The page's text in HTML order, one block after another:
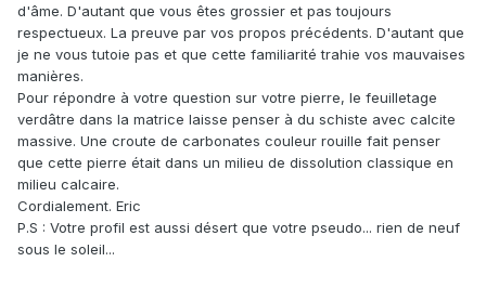
d'âme. D'autant que vous êtes grossier et pas toujours
respectueux. La preuve par vos propos précédents. D'autant que
je ne vous tutoie pas et que cette familiarité trahie vos mauvaises
manières.
Pour répondre à votre question sur votre pierre, le feuilletage
verdâtre dans la matrice laisse penser à du schiste avec calcite
massive. Une croute de carbonates couleur rouille fait penser
que cette pierre était dans un milieu de dissolution classique en
milieu calcaire.
Cordialement. Eric
P.S : Votre profil est aussi désert que votre pseudo... rien de neuf
sous le soleil...